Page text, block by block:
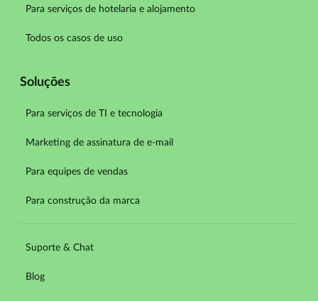
Para serviços de hotelaria e alojamento
Todos os casos de uso
Soluções
Para serviços de TI e tecnologia
Marketing de assinatura de e-mail
Para equipes de vendas
Para construção da marca
Suporte & Chat
Blog